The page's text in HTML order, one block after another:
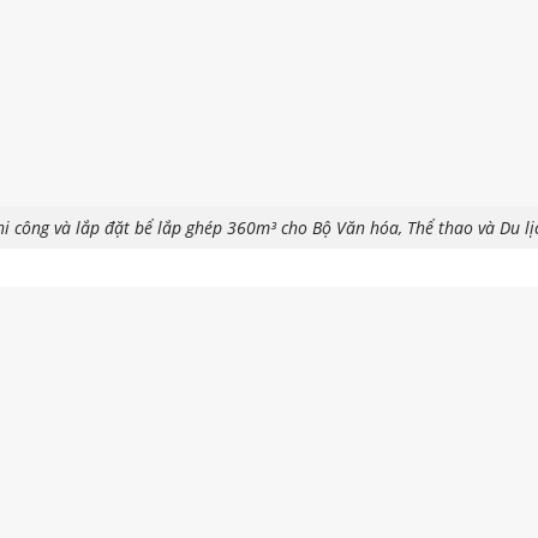
công và lắp đặt bể lắp ghép 360m³ cho Bộ Văn hóa, Thể thao và Du